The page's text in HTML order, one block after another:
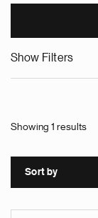
Show Filters
Showing 1 results
Sort by